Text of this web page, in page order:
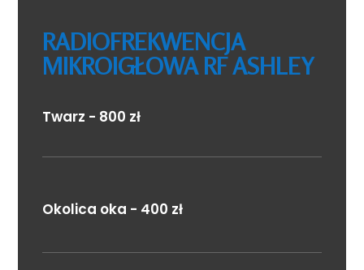
RADIOFREKWENCJA
MIKROIGŁOWA RF ASHLEY
Twarz - 800 zł
Okolica oka - 400 zł